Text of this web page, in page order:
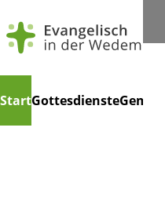
überspringen
StartGottesdienste